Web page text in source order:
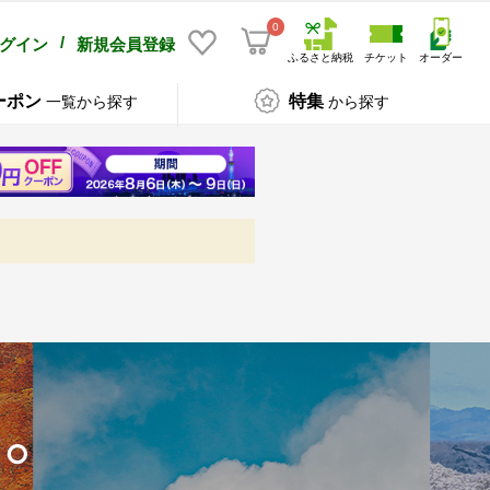
イン / 新規会員登録
0
ふるさと納税 チケット オーダー
ポン 一覧から探す 特集 から探す